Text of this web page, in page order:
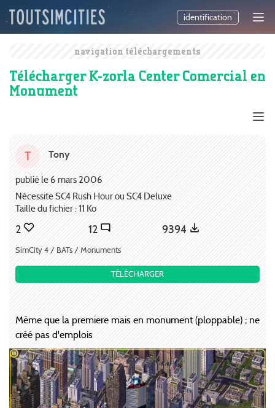
identification
navigation téléchargements
Télécharger K-zorla Center Comercial en
Monument
T Tony
publié le 6 mars 2006
Nécessite SC4 Rush Hour ou SC4 Deluxe
Taille du fichier : 11 Ko
2 12 9394
SimCity 4 / BATs / Monuments
TÉLÉCHARGER
Même que la premiere mais en monument (ploppable) ; ne
créé pas d'emplois